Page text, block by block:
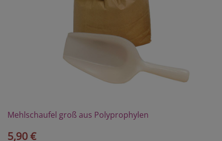
Mehlschaufel groß aus Polyprophylen
5,90 €